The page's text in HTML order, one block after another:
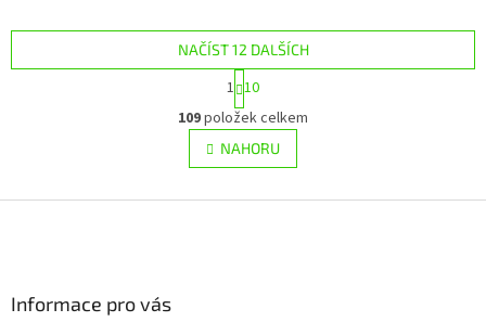
O
v
l
á
NAČÍST 12 DALŠÍCH
S
t
r
á
n
k
v
1 10
109položek celkem
NAHORU
Informace pro vás